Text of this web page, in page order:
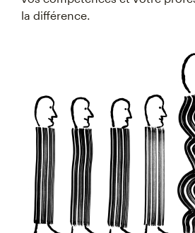
la différence.